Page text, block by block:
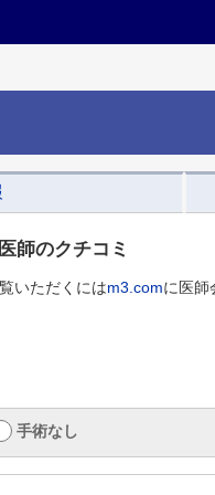
医師のクチコミ
いただくにはm3.comに医師
手術なし